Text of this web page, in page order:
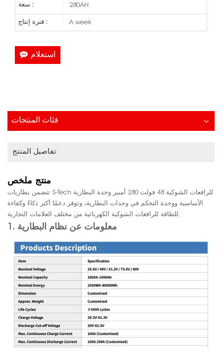
سعة : 280AH
فترة إنتاج : A week
استعلام
فئات المنتجات
تفاصيل المنتج
منتج ملخص
تتضمن بطاريات S-Tech للرافعات الشوكية 48 فولت 280 أمبير وحدة البطارية
الأساسية ووحدة التحكم في وحدات البطارية، وتوفر دعمًا أكثر ذكاءً وكفاءة
للطاقة للرافعات الشوكية الكهربائية من مختلف العلامات التجارية.
1. معلومات عن نظام البطارية